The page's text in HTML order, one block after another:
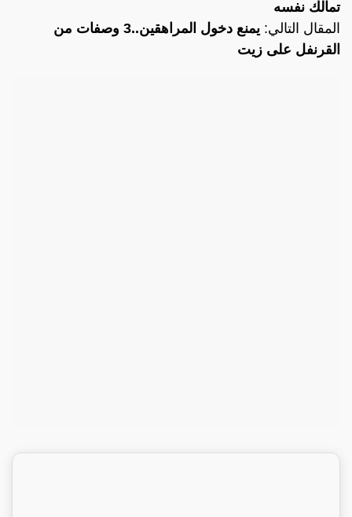
تمالك نفسه
المقال التالي:
يمنع دخول المراهقين..3 وصفات من
القرنفل على زيت